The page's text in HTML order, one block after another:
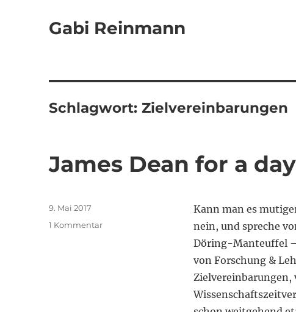
Gabi Reinmann
Schlagwort:Zielvereinbarungen
James Dean for a day
Kann man es
nein, und spreche
Döring-Manteuffel
von Forschung &
Zielvereinbarungen,
Veröffentlicht
9. Mai 2017
1 Kommentarzu